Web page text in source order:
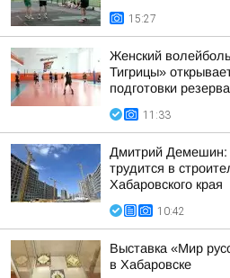
15:27
Женский
Тигрицы»
подготовки резерва
11:33
Дмитрий Демешин:
трудится в
Хабаровского края
10:42
Выставка «Мир
в Хабаровске